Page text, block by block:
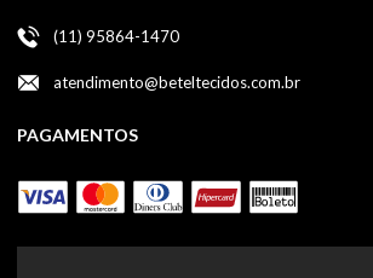
(11) 95864-1470
atendimento@beteltecidos.com.br
PAGAMENTOS